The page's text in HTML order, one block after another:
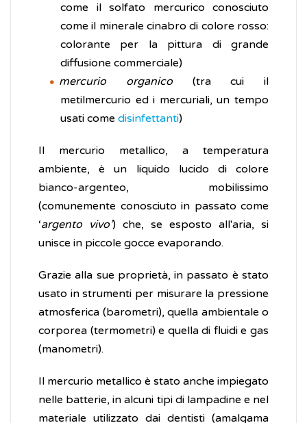
come il solfato mercurico conosciuto
come il minerale cinabro di colore rosso:
colorante per la pittura di grande
diffusione commerciale)
mercurio organico(tra cui il
metilmercurio ed i mercuriali, un tempo
usati come disinfettanti)
Il mercurio metallico, a temperatura
ambiente, è un liquido lucido di colore
bianco-argenteo, mobilissimo
(comunemente conosciuto in passato come
‘argento vivo’) che, se esposto all'aria, si
unisce in piccole gocce evaporando.
Grazie alla sue proprietà, in passato è stato
usato in strumenti per misurare la pressione
atmosferica (barometri), quella ambientale o
corporea (termometri) e quella di fluidi e gas
(manometri).
Il mercurio metallico è stato anche impiegato
nelle batterie, in alcuni tipi di lampadine e nel
materiale utilizzato dai dentisti (amalgama